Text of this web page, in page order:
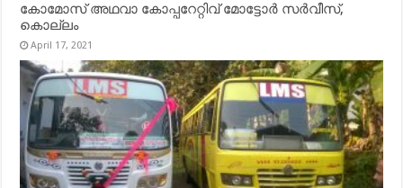
കോമോസ് അഥവാ കോപ്പറേറ്റിവ് മോട്ടോര്‍ സര്‍വീസ്,
കൊല്ലം
April 17, 2021